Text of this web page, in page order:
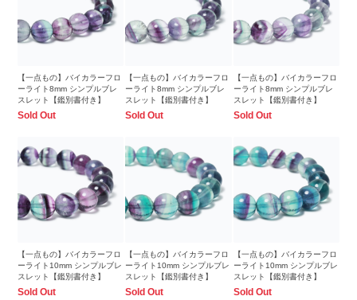
【一点もの】バイカラーフロ
ーライト8mm シンプルブレ
スレット【鑑別書付き】
Sold Out
【一点もの】バイカラーフロ
ーライト8mm シンプルブレ
スレット【鑑別書付き】
Sold Out
【一点もの】バイカラーフロ
ーライト8mm シンプルブレ
スレット【鑑別書付き】
Sold Out
【一点もの】バイカラーフロ
ーライト10mm シンプルブレ
スレット【鑑別書付き】
Sold Out
【一点もの】バイカラーフロ
ーライト10mm シンプルブレ
スレット【鑑別書付き】
Sold Out
【一点もの】バイカラーフロ
ーライト10mm シンプルブレ
スレット【鑑別書付き】
Sold Out